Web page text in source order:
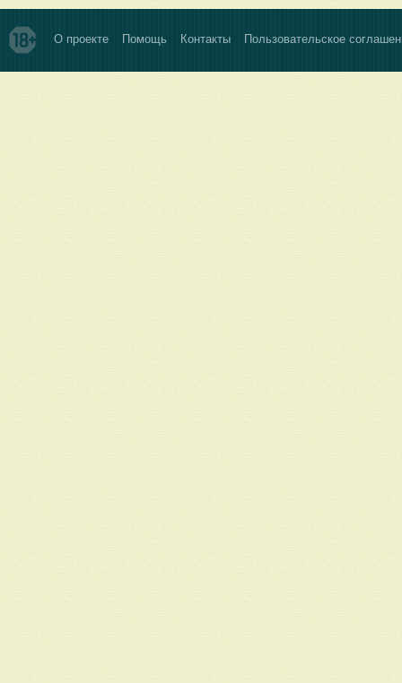
О проекте Помощь Контакты Пользовательское